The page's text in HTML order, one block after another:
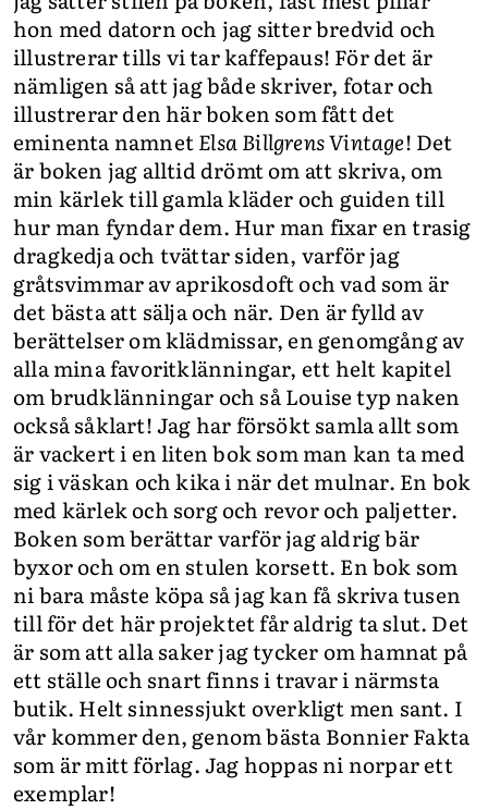
hon med datorn och jag sitter bredvid och
illustrerar tills vi tar kaffepaus! För det är
nämligen så att jag både skriver, fotar och
illustrerar den här boken som fått det
eminenta namnetElsa Billgrens Vintage! Det
är boken jag alltid drömt om att skriva, om
min kärlek till gamla kläder och guiden till
hur man fyndar dem. Hur man fixar en trasig
dragkedja och tvättar siden, varför jag
gråtsvimmar av aprikosdoft och vad som är
det bästa att sälja och när. Den är fylld av
berättelser om klädmissar, en genomgång av
alla mina favoritklänningar, ett helt kapitel
om brudklänningar och så Louise typ naken
också såklart! Jag har försökt samla allt som
är vackert i en liten bok som man kan ta med
sig i väskan och kika i när det mulnar. En bok
med kärlek och sorg och revor och paljetter.
Boken som berättar varför jag aldrig bär
byxor och om en stulen korsett. En bok som
ni bara måste köpa så jag kan få skriva tusen
till för det här projektet får aldrig ta slut. Det
är som att alla saker jag tycker om hamnat på
ett ställe och snart finns i travar i närmsta
butik. Helt sinnessjukt overkligt men sant. I
vår kommer den, genom bästa Bonnier Fakta
som är mitt förlag. Jag hoppas ni norpar ett
exemplar!